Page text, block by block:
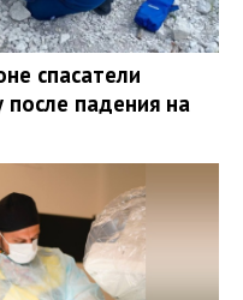
спасатели
падения на